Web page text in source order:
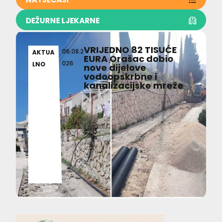
DEŽURNE LJEKARNE
AKTUA
LNO
06.08.2
026
VRIJEDNO 82 TISUĆE
EURA Orašac dobio
nove dijelove
vodoopskrbne i
kanalizacijske mreže